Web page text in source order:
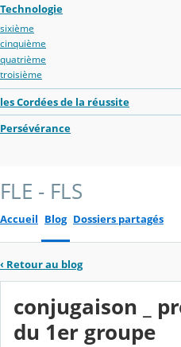
Technologie
sixième
cinquième
quatrième
troisième
les Cordées de la réussite
Persévérance
FLE - FLS
Accueil Blog Dossiers partagés
‹ Retour au blog
conjugaison _
du 1er groupe